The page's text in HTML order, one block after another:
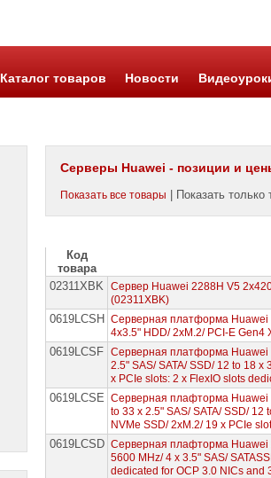
Каталог товаров Новости
Серверы Huawei - позиции и
Показать все товары | Показать
Код
товара
02311XBK Сервер Huawei 2288H V5
(02311XBK)
0619LCSH
Серверная платформа Huawei
4x3.5" HDD/ 2xM.2/ PCI-E Gen4
0619LCSF Серверная платформа Huawei
2.5ʺ SAS/ SATA/ SSD/ 12 to 18 x
x PCIe slots: 2 x FlexIO slots
0619LCSE Серверная плафторма Huawei
to 33 x 2.5ʺ SAS/ SATA/ SSD/ 12
NVMe SSD/ 2xM.2/ 19 x PCIe
0619LCSD Серверная плафторма Huawei
5600 MHz/ 4 x 3.5ʺ SAS/
dedicated for OCP 3.0 NICs and